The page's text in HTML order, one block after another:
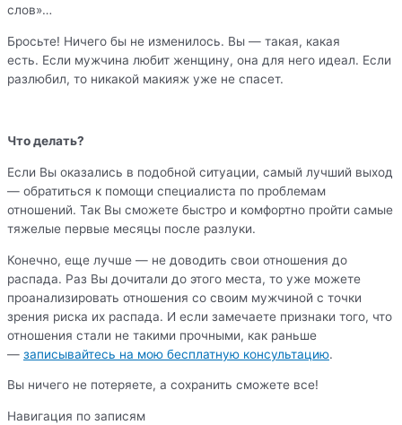
слов»…
Бросьте! Ничего бы не изменилось. Вы — такая, какая
есть. Если мужчина любит женщину, она для него идеал. Если
разлюбил, то никакой макияж уже не спасет.
Что делать?
Если Вы оказались в подобной ситуации, самый лучший выход
— обратиться к помощи специалиста по проблемам
отношений. Так Вы сможете быстро и комфортно пройти самые
тяжелые первые месяцы после разлуки.
Конечно, еще лучше — не доводить свои отношения до
распада. Раз Вы дочитали до этого места, то уже можете
проанализировать отношения со своим мужчиной с точки
зрения риска их распада. И если замечаете признаки того, что
отношения стали не такими прочными, как раньше
— записывайтесь на мою бесплатную консультацию.
Вы ничего не потеряете, а сохранить сможете все!
Навигация по записям